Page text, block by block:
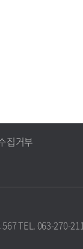
집거부
TEL. 063-270-